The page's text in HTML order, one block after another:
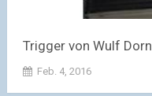
Trigger von Wulf Dorn
Feb. 4, 2016